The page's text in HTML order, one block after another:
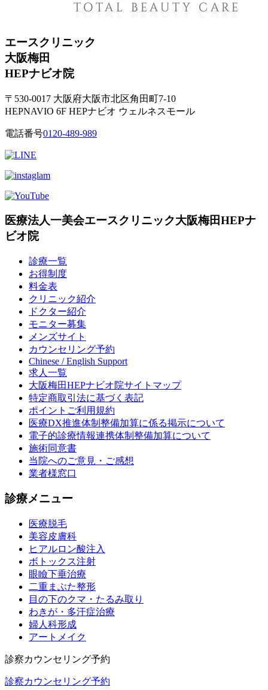
エースクリニック
大阪梅田
HEPナビオ院
〒530-0017 大阪府大阪市北区角田町7-10
HEPNAVIO 6F HEPナビオ ウェルネスモール
電話番号0120-489-989
医療法人一美会エースクリニック大阪梅田HEPナ
ビオ院
診療一覧
お得制度
料金表
クリニック紹介
ドクター紹介
モニター募集
メンズサイト
カウンセリング予約
Chinese / English Support
求人一覧
大阪梅田HEPナビオ院サイトマップ
特定商取引法に基づく表記
ポイントご利用規約
医療DX推進体制整備加算に係る掲示について
電子的診療情報連携体制整備加算について
施術同意書
当院へのご意見・ご感想
業者様窓口
診療メニュー
医療脱毛
美容皮膚科
ヒアルロン酸注入
ボトックス注射
眼瞼下垂治療
二重まぶた整形
目の下のクマ・たるみ取り
わきが・多汗症治療
婦人科形成
アートメイク
診察カウンセリング予約
診察カウンセリング予約